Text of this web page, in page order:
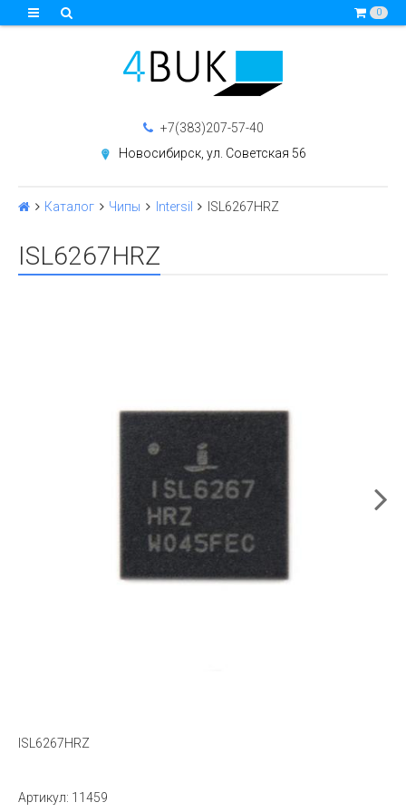
0
+7(383)207-57-40
Новосибирск, ул. Советская 56
Каталог Чипы Intersil ISL6267HRZ
ISL6267HRZ
ISL6267HRZ
Артикул: 11459